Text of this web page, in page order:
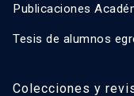
Publicaciones
Tesis de alumnos
Colecciones y